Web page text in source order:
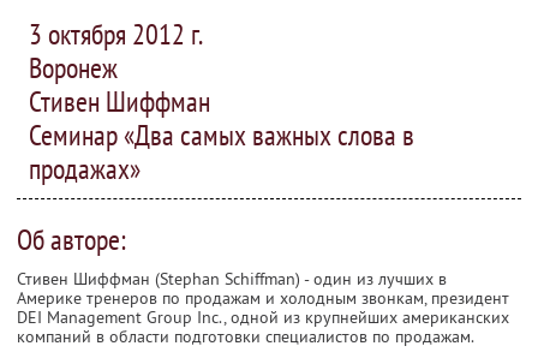
3 октября 2012 г.
Воронеж
Стивен Шиффман
Семинар «Два самых важных слова в
продажах»
Об авторе:
Стивен Шиффман (Stephan Schiffman) - один из лучших в
Америке тренеров по продажам и холодным звонкам, президент
DEI Management Group Inc., одной из крупнейших американских
компаний в области подготовки специалистов по продажам.